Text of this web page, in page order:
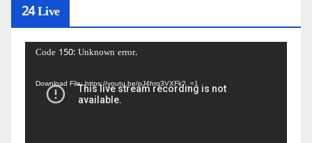
24 Live
Video
Code 150: Unknown error.
Download File: https://youtu.be/pJ4hrq3VXFk?_=1